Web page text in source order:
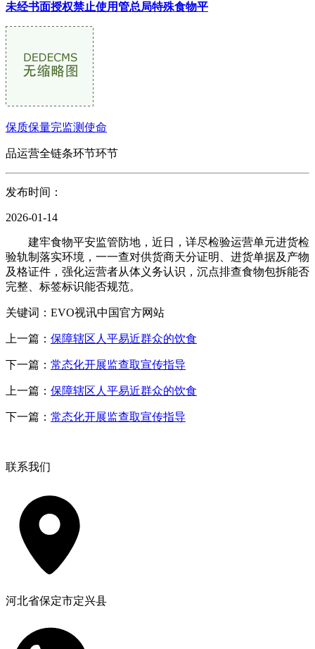
未经书面授权禁止使用管总局特殊食物平
保质保量完监测使命
品运营全链条环节环节
发布时间：
2026-01-14
建牢食物平安监管防地，近日，详尽检验运营单元进货检
验轨制落实环境，一一查对供货商天分证明、进货单据及产物
及格证件，强化运营者从体义务认识，沉点排查食物包拆能否
完整、标签标识能否规范。
关键词：EVO视讯中国官方网站
上一篇： 保障辖区人平易近群众的饮食
下一篇： 常态化开展监查取宣传指导
上一篇： 保障辖区人平易近群众的饮食
下一篇： 常态化开展监查取宣传指导
联系我们
河北省保定市定兴县